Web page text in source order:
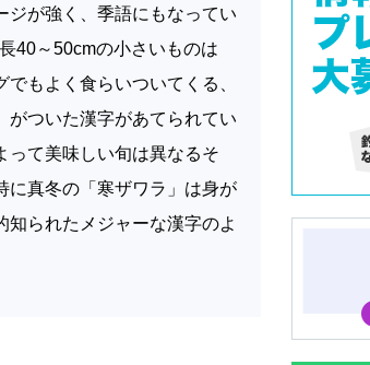
ジが強く、季語にもなってい
40～50cmの小さいものは
もよく食らいついてくる、
がついた漢字があてられてい
って美味しい旬は異なるそ
に真冬の「寒ザワラ」は身が
知られたメジャーな漢字のよ